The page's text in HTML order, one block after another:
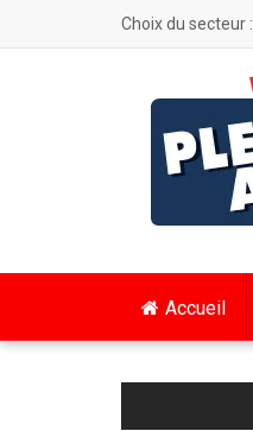
Choix du secteur :
Accueil